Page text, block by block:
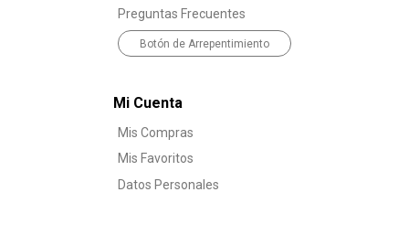
Preguntas Frecuentes
Botón de Arrepentimiento
Mi Cuenta
Mis Compras
Mis Favoritos
Datos Personales